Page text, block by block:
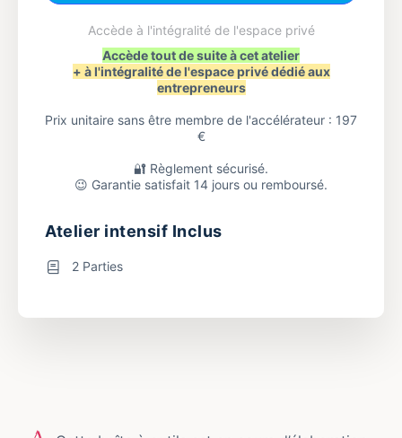
Accède à l'intégralité de l'espace privé
Accède tout de suite à cet atelier
+ à l'intégralité de l'espace privé dédié aux
entrepreneurs
Prix unitaire sans être membre de l'accélérateur : 197
€
🔐 Règlement sécurisé.
😉 Garantie satisfait 14 jours ou remboursé.
Atelier intensif Inclus
2 Parties